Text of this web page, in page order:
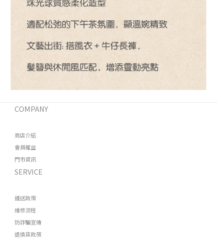
COMPANY
商店介紹
會員權益
門市資訊
SERVICE
運送政策
維修流程
防詐騙宣傳
退換貨政策